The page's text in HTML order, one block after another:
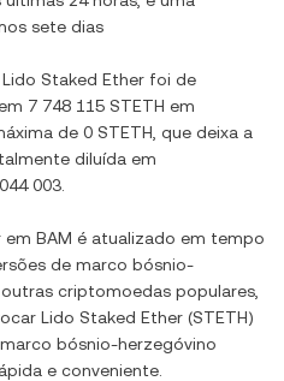
sete dias
Lido Staked Ether foi de
7 748 115 STETH em
de 0 STETH , que deixa a
diluída em
003
em BAM é atualizado em tempo
de marco bósnio-
criptomoedas populares,
Lido Staked Ether (STETH)
marco bósnio-herzegóvino
e conveniente.